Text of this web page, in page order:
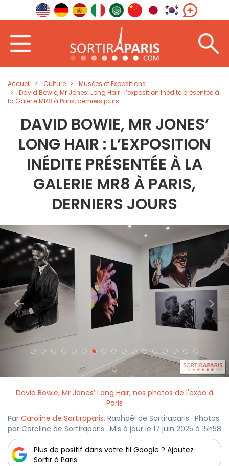
Accueil Culture
Musées et Expositions
David Bowie, Mr Jones’ Long Hair : l’exposition inédite présentée à
la Galerie MR8 à Paris, derniers jours
DAVID BOWIE, MR JONES’
LONG HAIR : L’EXPOSITION
INÉDITE PRÉSENTÉE À LA
GALERIE MR8 À PARIS,
DERNIERS JOURS
< >
David Bowie, Mr Jones’ Long Hair, nos photos de l'expo à
Paris
Par Caroline de Sortiraparis, Raphaël de Sortiraparis · Photos
par Caroline de Sortiraparis · Mis à jour le 17 juin 2025 à 15h58
Plus de positif dans votre fil Google ? Ajoutez
Sortir à Paris.